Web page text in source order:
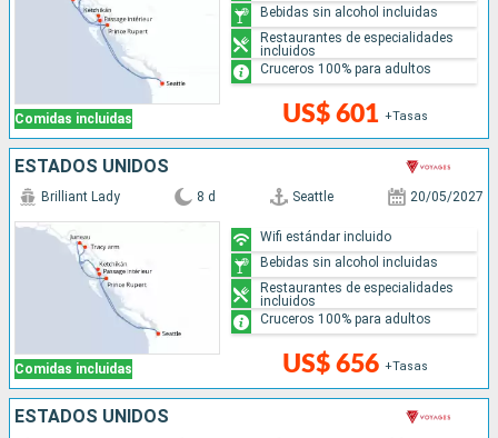
Comidas incluidas US$ 601 +Tasas
Bebidas sin alcohol incluidas
Restaurantes de especialidades
incluidos
Cruceros 100% para adultos
ESTADOS UNIDOS
Comidas incluidas
Brilliant Lady 8 d Seattle 20/05/2027
US$ 656 +Tasas
Wifi estándar incluido
Bebidas sin alcohol incluidas
Restaurantes de especialidades
incluidos
Cruceros 100% para adultos
ESTADOS UNIDOS